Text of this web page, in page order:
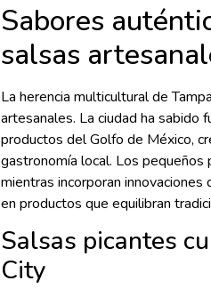
Sabores
salsas
La herencia multicultural de
artesanales. La ciudad ha sabido
productos del Golfo de México,
gastronomía local. Los
mientras incorporan
en productos que equilibran
Salsas picantes
City